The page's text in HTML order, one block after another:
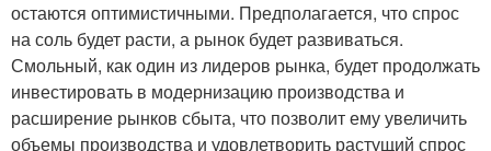
остаются оптимистичными. Предполагается, что спрос
на соль будет расти, а рынок будет развиваться.
Смольный, как один из лидеров рынка, будет продолжать
инвестировать в модернизацию производства и
расширение рынков сбыта, что позволит ему увеличить
объемы производства и удовлетворить растущий спрос